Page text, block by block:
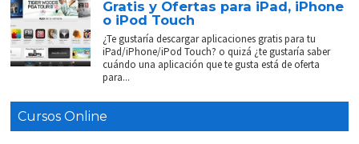
Gratis y Ofertas para iPad, iPhone
o iPod Touch
¿Te gustaría descargar aplicaciones gratis para tu
iPad/iPhone/iPod Touch? o quizá ¿te gustaría saber
cuándo una aplicación que te gusta está de oferta
para...
Cursos Online